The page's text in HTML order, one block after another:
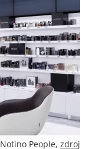
Notino People, zdroj